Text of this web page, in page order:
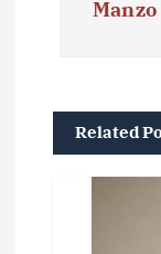
ó
n
Manzo
Related